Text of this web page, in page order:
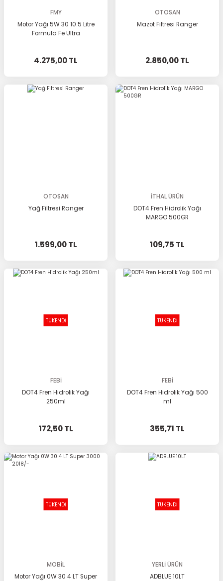
FMY
Motor Yağı 5W 30 10.5 Litre
Formula Fe Ultra
4.275,00 TL
OTOSAN
Mazot Filtresi Ranger
2.850,00 TL
OTOSAN
Yağ Filtresi Ranger
1.599,00 TL
İTHAL ÜRÜN
DOT4 Fren Hidrolik Yağı
MARGO 500GR
109,75 TL
TÜKENDİ
FEBİ
DOT4 Fren Hidrolik Yağı
250ml
172,50 TL
TÜKENDİ
FEBİ
DOT4 Fren Hidrolik Yağı 500
ml
355,71 TL
TÜKENDİ
MOBİL
Motor Yağı 0W 30 4 LT Super
TÜKENDİ
YERLİ ÜRÜN
ADBLUE 10LT